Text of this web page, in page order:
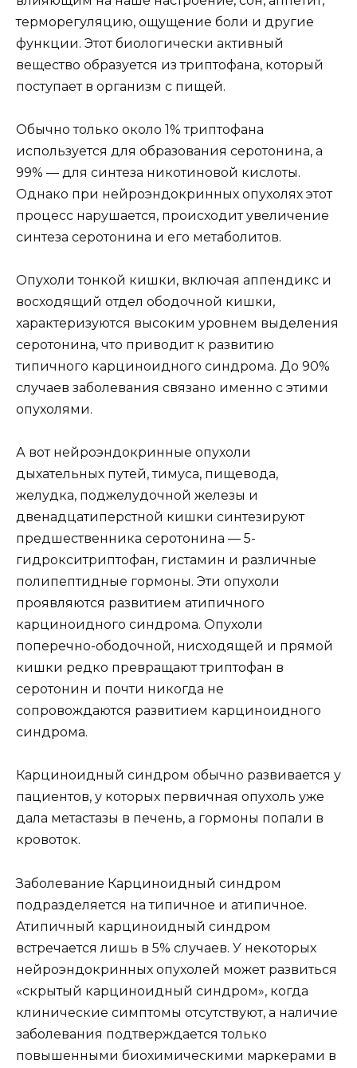
терморегуляцию, ощущение боли и другие
функции. Этот биологически активный
вещество образуется из триптофана, который
поступает в организм с пищей.
Обычно только около 1% триптофана
используется для образования серотонина, а
99% — для синтеза никотиновой кислоты.
Однако при нейроэндокринных опухолях этот
процесс нарушается, происходит увеличение
синтеза серотонина и его метаболитов.
Опухоли тонкой кишки, включая аппендикс и
восходящий отдел ободочной кишки,
характеризуются высоким уровнем выделения
серотонина, что приводит к развитию
типичного карциноидного синдрома. До 90%
случаев заболевания связано именно с этими
опухолями.
А вот нейроэндокринные опухоли
дыхательных путей, тимуса, пищевода,
желудка, поджелудочной железы и
двенадцатиперстной кишки синтезируют
предшественника серотонина — 5-
гидрокситриптофан, гистамин и различные
полипептидные гормоны. Эти опухоли
проявляются развитием атипичного
карциноидного синдрома. Опухоли
поперечно-ободочной, нисходящей и прямой
кишки редко превращают триптофан в
серотонин и почти никогда не
сопровождаются развитием карциноидного
синдрома.
Карциноидный синдром обычно развивается у
пациентов, у которых первичная опухоль уже
дала метастазы в печень, а гормоны попали в
кровоток.
Заболевание Карциноидный синдром
подразделяется на типичное и атипичное.
Атипичный карциноидный синдром
встречается лишь в 5% случаев. У некоторых
нейроэндокринных опухолей может развиться
«скрытый карциноидный синдром», когда
клинические симптомы отсутствуют, а наличие
заболевания подтверждается только
повышенными биохимическими маркерами в